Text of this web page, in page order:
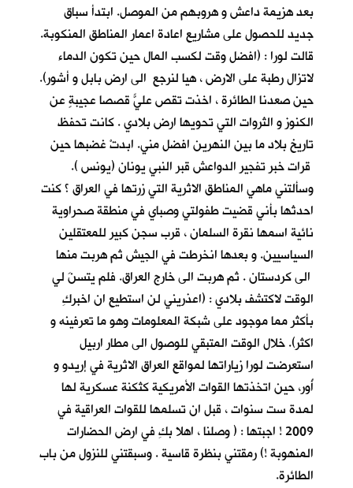
بعد هزيمة داعش و هروبهم من الموصل. ابتدأ سباق
جديد للحصول على مشاريع اعادة اعمار المناطق المنكوبة.
قالت لورا : (افضل وقت لكسب المال حين تكون الدماء
لاتزال رطبة على الارض ، هيا لنرجع الى ارض بابل و أشور).
حين صعدنا الطائرة ، اخذت تقص عليّ قصصاً عجيبةٍ عن
الكنوز و الثروات التي تحويها ارض بلادي . كانت تحفظ
تاريخ بلاد ما بين النهرين افضل مني. ابدتْ غضبها حين
قرات خبر تفجير الدواعش قبر النبي يونان (يونس ).
وسألتني ماهي المناطق الاثرية التي زرتها في العراق ؟ كنت
احدثها بأني قضيت طفولتي وصباي في منطقة صحراوية
نائية اسمها نقرة السلمان ، قرب سجن كبير للمعتقلين
السياسيين. و بعدها انخرطت في الجيش ثم هربت منها
الى كردستان . ثم هربت الى خارج العراق. فلم يتسنَ لي
الوقت لاكتشف بلادي : (اعذريني لن استطيع ان اخبركِ
بأكثر مما موجود على شبكة المعلومات وهو ما تعرفينه و
اكثر). خلال الوقت المتبقي للوصول الى مطار اربيل
استعرضت لورا زياراتها لمواقع العراق الاثرية في إريدو و
أُور، حين اتخذتها القوات الأمريكية كثكنة عسكرية لها
لمدة ست سنوات ، قبل ان تسلمها للقوات العراقية في
2009 ! اجبتها : ( وصلنا ، اهلا بكِ في ارض الحضارات
المنهوبة !) رمقتني بنظرة قاسية . وسبقتني للنزول من باب
الطائرة.